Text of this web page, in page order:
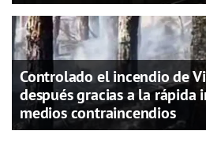
Controlado el incendio de
después gracias a la rápida
medios contraincendios